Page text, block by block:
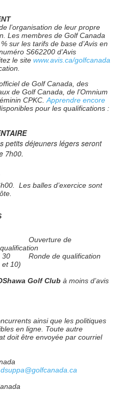
l’organisation de leur propre
Les membres de Golf Canada
sur les tarifs de base d’Avis en
S662200 d’Avis
le site www.avis.ca/golfcanada
de Golf Canada, des
de Golf Canada, de l’Omnium
CPKC. Apprendre encore
pour les qualifications :
petits déjeuners légers seront
7h00.
Les balles d’exercice sont
de
h 30 Ronde de qualification
et 10)
Golf Club à moins d’avis
ainsi que les politiques
en ligne. Toute autre
doit être envoyée par courriel
de Golf Canada
dsuppa@golfcanada.ca
de Golf Canada